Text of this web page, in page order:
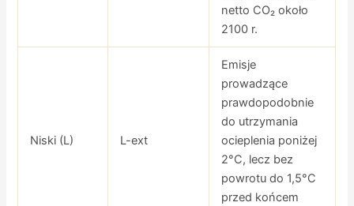
netto CO₂ około
2100 r.
Niski (L) L-ext
Emisje
prowadzące
prawdopodobnie
do utrzymania
ocieplenia poniżej
2°C, lecz bez
powrotu do 1,5°C
przed końcem